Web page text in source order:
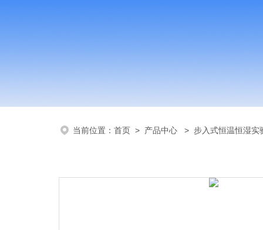
当前位置： 首页 > 产品中心 > 步入式恒温恒湿实